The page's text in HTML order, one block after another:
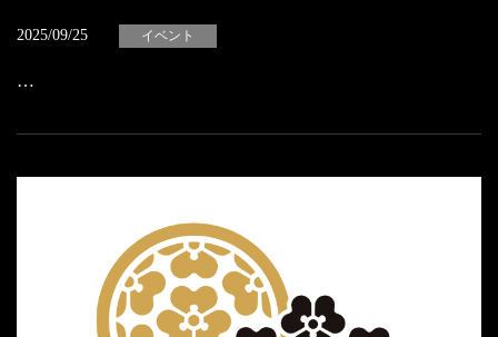
2025/09/25 イベント
…